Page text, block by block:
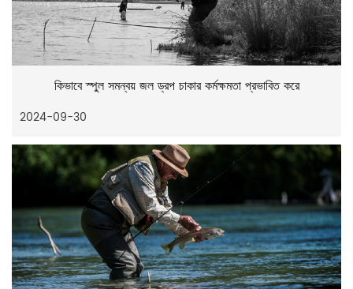
কিভাবে স্পুল সমন্বয় জল ড্রপ চাকার কর্মক্ষমতা প্রভাবিত করে
2024-09-30